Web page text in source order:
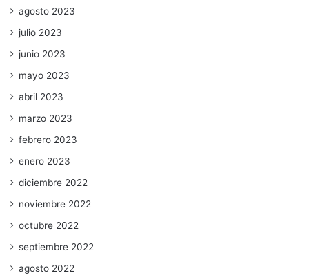
agosto 2023
julio 2023
junio 2023
mayo 2023
abril 2023
marzo 2023
febrero 2023
enero 2023
diciembre 2022
noviembre 2022
octubre 2022
septiembre 2022
agosto 2022